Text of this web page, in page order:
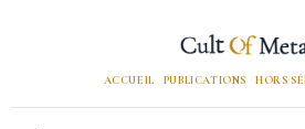
ACCUEIL PUBLICATIONS HORS